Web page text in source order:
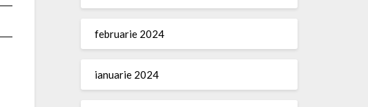
februarie 2024
ianuarie 2024